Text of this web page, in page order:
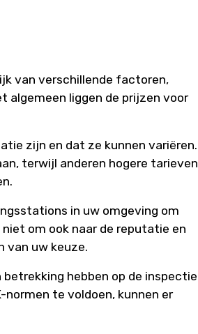
van verschillende factoren,
algemeen liggen de prijzen voor
zijn en dat ze kunnen variëren.
terwijl anderen hogere tarieven
in uw omgeving om
om ook naar de reputatie en
van uw keuze.
hebben op de inspectie
normen te voldoen, kunnen er